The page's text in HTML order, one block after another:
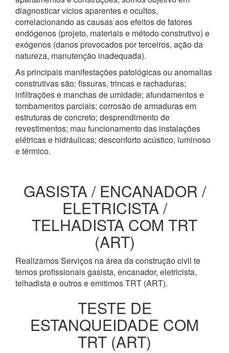
diagnosticar vícios aparentes e ocultos,
correlacionando as causas aos efeitos de fatores
endógenos (projeto, materiais e método construtivo) e
exógenos (danos provocados por terceiros, ação da
natureza, manutenção inadequada).
As principais manifestações patológicas ou anomalias
construtivas são: fissuras, trincas e rachaduras;
infiltrações e manchas de umidade; afundamentos e
tombamentos parciais; corrosão de armaduras em
estruturas de concreto; desprendimento de
revestimentos; mau funcionamento das instalações
elétricas e hidráulicas; desconforto acústico, luminoso
e térmico.
GASISTA / ENCANADOR /
ELETRICISTA /
TELHADISTA COM TRT
(ART)
Realizamos Serviços na área da construção civil te
temos profissionais gasista, encanador, eletricista,
telhadista e outros e emitimos TRT (ART).
TESTE DE
ESTANQUEIDADE COM
TRT (ART)